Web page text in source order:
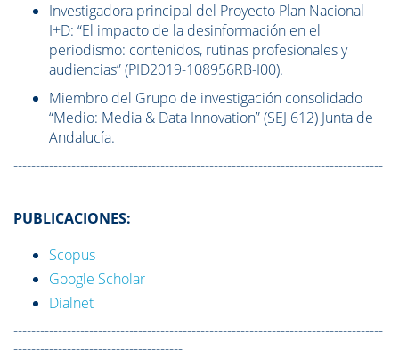
Investigadora principal del Proyecto Plan Nacional
I+D: “El impacto de la desinformación en el
periodismo: contenidos, rutinas profesionales y
audiencias” (PID2019-108956RB-I00).
Miembro del Grupo de investigación consolidado
“Medio: Media & Data Innovation” (SEJ 612) Junta de
Andalucía.
-----------------------------------------------------------------------------------
--------------------------------------
PUBLICACIONES:
Scopus
Google Scholar
Dialnet
-----------------------------------------------------------------------------------
--------------------------------------